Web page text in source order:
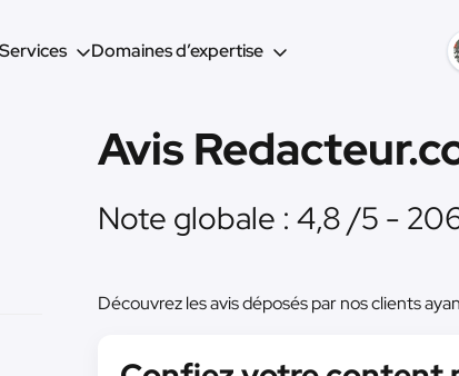
Services Domaines d’expertise
Avis
Note globale : 4,8 /5 -
Découvrez les avis déposés par nos clients